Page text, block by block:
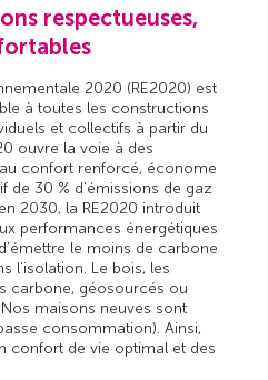
respectueuses,
2020 (RE2020) est
à toutes les constructions
et collectifs à partir du
ouvre la voie à des
confort renforcé, économe
de 30 % d’émissions de gaz
2030, la RE2020 introduit
performances énergétiques
le moins de carbone
l’isolation. Le bois, les
carbone, géosourcés ou
maisons neuves sont
consommation). Ainsi,
confort de vie optimal et des